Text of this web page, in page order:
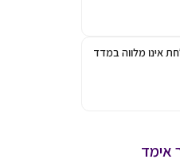
אינו מלווה במדד
אימד